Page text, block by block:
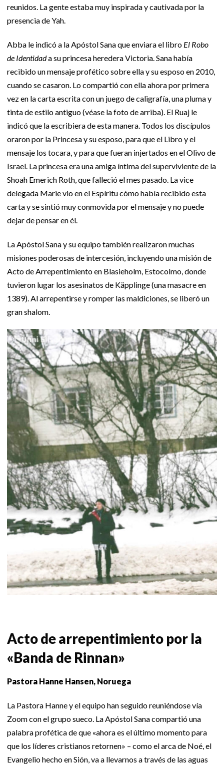
reunidos. La gente estaba muy inspirada y cautivada por la
presencia de Yah.
Abba le indicó a la Apóstol Sana que enviara el libro El Robo
de Identidada su princesa heredera Victoria. Sana había
recibido un mensaje profético sobre ella y su esposo en 2010,
cuando se casaron. Lo compartió con ella ahora por primera
vez en la carta escrita con un juego de caligrafía, una pluma y
tinta de estilo antiguo (véase la foto de arriba). El Ruaj le
indicó que la escribiera de esta manera. Todos los discípulos
oraron por la Princesa y su esposo, para que el Libro y el
mensaje los tocara, y para que fueran injertados en el Olivo de
Israel. La princesa era una amiga íntima del superviviente de la
Shoah Emerich Roth, que falleció el mes pasado. La vice
delegada Marie vio en el Espíritu cómo había recibido esta
carta y se sintió muy conmovida por el mensaje y no puede
dejar de pensar en él.
La Apóstol Sana y su equipo también realizaron muchas
misiones poderosas de intercesión, incluyendo una misión de
Acto de Arrepentimiento en Blasieholm, Estocolmo, donde
tuvieron lugar los asesinatos de Käpplinge (una masacre en
1389). Al arrepentirse y romper las maldiciones, se liberó un
gran shalom.
Acto de arrepentimiento por la
«Banda de Rinnan»
Pastora Hanne Hansen, Noruega
La Pastora Hanne y el equipo han seguido reuniéndose vía
Zoom con el grupo sueco. La Apóstol Sana compartió una
palabra profética de que «ahora es el último momento para
que los líderes cristianos retornen» – como el arca de Noé, el
Evangelio hecho en Sión, va a llevarnos a través de las aguas